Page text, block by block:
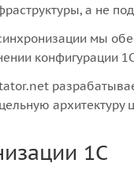
а не
мы
конфигурации
1С